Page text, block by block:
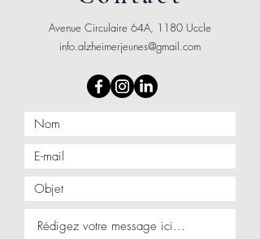
Avenue Circulaire 64A, 1180 Uccle
info.alzheimerjeunes@gmail.com